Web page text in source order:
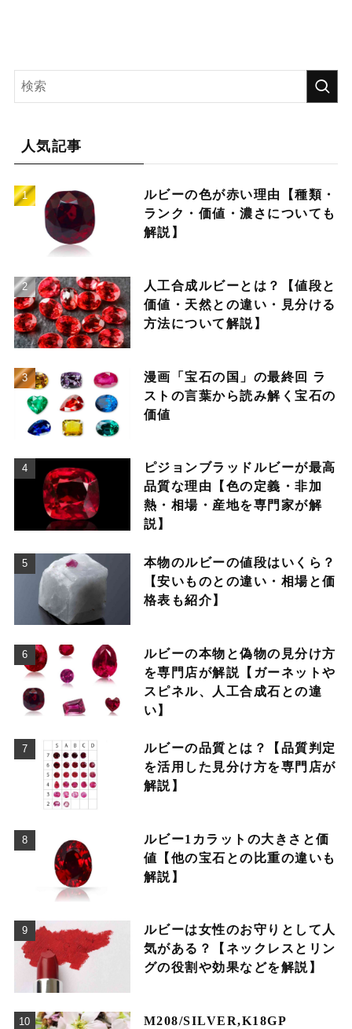
人気記事
ルビーの色が赤い理由【種類・
ランク・価値・濃さについても
解説】
人工合成ルビーとは？【値段と
価値・天然との違い・見分ける
方法について解説】
漫画「宝石の国」の最終回 ラ
ストの言葉から読み解く宝石の
価値
ピジョンブラッドルビーが最高
品質な理由【色の定義・非加
熱・相場・産地を専門家が解
説】
本物のルビーの値段はいくら？
【安いものとの違い・相場と価
格表も紹介】
ルビーの本物と偽物の見分け方
を専門店が解説【ガーネットや
スピネル、人工合成石との違
い】
ルビーの品質とは？【品質判定
を活用した見分け方を専門店が
解説】
ルビー1カラットの大きさと価
値【他の宝石との比重の違いも
解説】
ルビーは女性のお守りとして人
気がある？【ネックレスとリン
グの役割や効果などを解説】
M208/SILVER,K18GP